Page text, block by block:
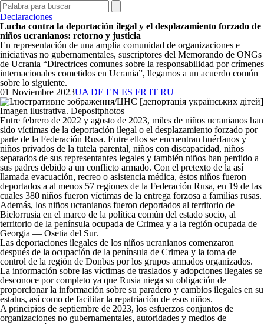
Declaraciones
Lucha contra la deportación ilegal y el desplazamiento forzado de
niños ucranianos: retorno y justicia
En representación de una amplia comunidad de organizaciones e
iniciativas no gubernamentales, suscriptores del Memorando de ONGs
de Ucrania “Directrices comunes sobre la responsabilidad por crímenes
internacionales cometidos en Ucrania”, llegamos a un acuerdo común
sobre lo siguiente.
01 Noviembre 2023UA DE EN ES FR IT RU
Imagen ilustrativa. Depositphotos
Entre febrero de 2022 y agosto de 2023, miles de niños ucranianos han
sido víctimas de la deportación ilegal o el desplazamiento forzado por
parte de la Federación Rusa. Entre ellos se encuentran huérfanos y
niños privados de la tutela parental, niños con discapacidad, niños
separados de sus representantes legales y también niños han perdido a
sus padres debido a un conflicto armado. Con el pretexto de la así
llamada evacuación, recreo o asistencia médica, éstos niños fueron
deportados a al menos 57 regiones de la Federación Rusa, en 19 de las
cuales 380 niños fueron víctimas de la entrega forzosa a familias rusas.
Además, los niños ucranianos fueron deportados al territorio de
Bielorrusia en el marco de la política común del estado socio, al
territorio de la península ocupada de Crimea y a la región ocupada de
Georgia — Osetia del Sur.
Las deportaciones ilegales de los niños ucranianos comenzaron
después de la ocupación de la península de Crimea y la toma de
control de la región de Donbas por los grupos armados organizados.
La información sobre las víctimas de traslados y adopciones ilegales se
desconoce por completo ya que Rusia niega su obligación de
proporcionar la información sobre su paradero y cambios ilegales en su
estatus, así como de facilitar la repatriación de esos niños.
A principios de septiembre de 2023, los esfuerzos conjuntos de
organizaciones no gubernamentales, autoridades y medios de